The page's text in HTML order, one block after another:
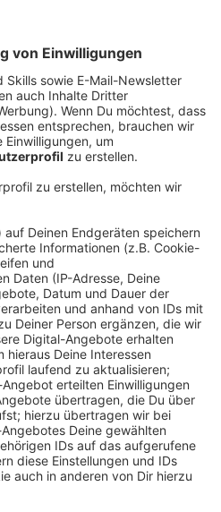
am Kö-
Arbeiten kosten rund zwei
plant die Stadt, den Fuß-
Schadowstraße
getrennt werden
Radfahrer und Fußgänger
Gehege. Kein Wunder bei
täglich. Jetzt hat die Stadt
in Auftrag gegeben.
demnach dort strikt
Einzelheiten werden in